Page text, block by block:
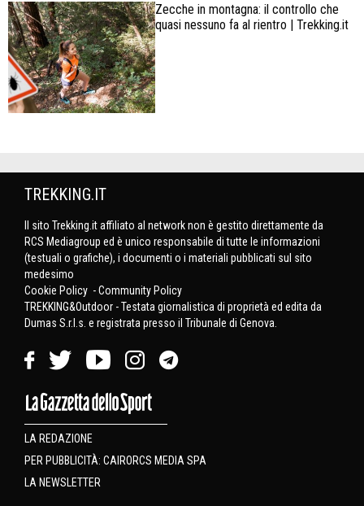
Zecche in montagna: il controllo che
quasi nessuno fa al rientro | Trekking.it
TREKKING.IT
Il sito Trekking.it affiliato al network non è gestito direttamente da
RCS Mediagroup ed è unico responsabile di tutte le informazioni
(testuali o grafiche), i documenti o i materiali pubblicati sul sito
medesimo
Cookie Policy -Community Policy
TREKKING&Outdoor - Testata giornalistica di proprietà ed edita da
Dumas S.r.l.s. e registrata presso il Tribunale di Genova.
LA REDAZIONE
PER PUBBLICITÀ: CAIRORCS MEDIA SPA
LA NEWSLETTER